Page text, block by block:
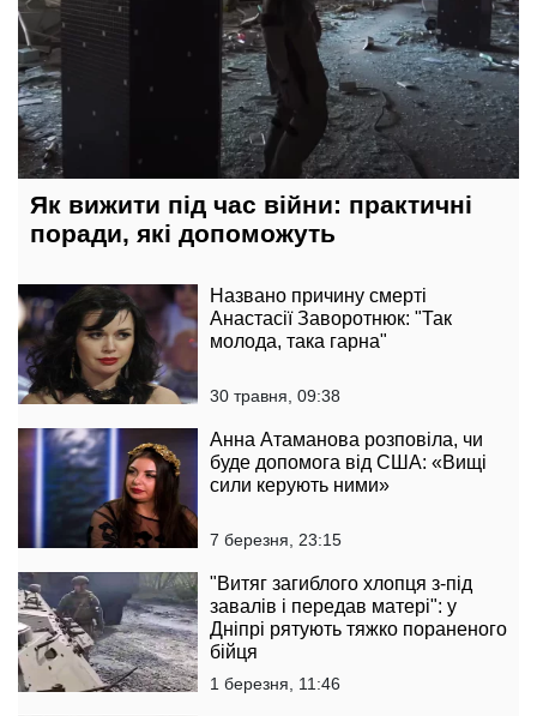
Як вижити під час війни: практичні
поради, які допоможуть
Названо причину смерті
Анастасії Заворотнюк: "Так
молода, така гарна"
30 травня, 09:38
Анна Атаманова розповіла, чи
буде допомога від США: «Вищі
сили керують ними»
7 березня, 23:15
"Витяг загиблого хлопця з-під
завалів і передав матері": у
Дніпрі рятують тяжко пораненого
бійця
1 березня, 11:46